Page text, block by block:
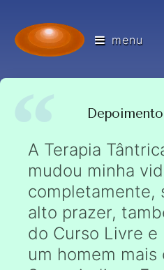
menu
A Terapia
mudou minha
completamente,
alto prazer,
do Curso Livre
um homem mais